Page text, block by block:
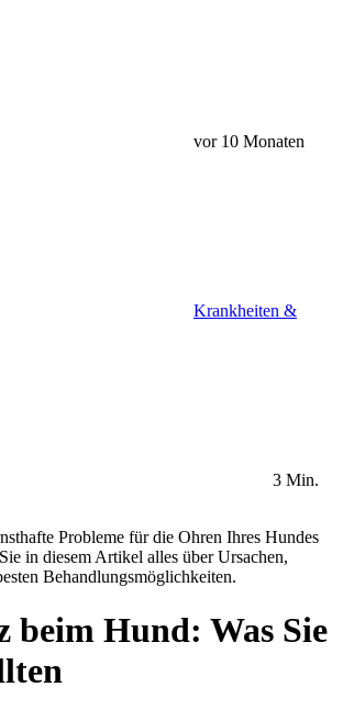
vor 10 Monaten
Krankheiten &
3 Min.
Probleme für die Ohren Ihres Hundes
in diesem Artikel alles über Ursachen,
Behandlungsmöglichkeiten.
beim Hund: Was Sie